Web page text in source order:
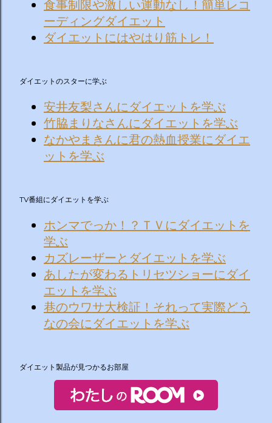
食事制限や激しい運動なし！簡単レコ
ーディングダイエット
ダイエットにはやはり筋トレ！
ダイエットのスターに学ぶ
安井友梨さんにダイエットを学ぶ
竹脇まりなさんにダイエットを学ぶ
なかやまきんに君の熱血授業にダイエ
ットを学ぶ
TV番組にダイエットを学ぶ
ホンマでっか！？ＴＶにダイエットを
学ぶ
カズレーザーとダイエットを学ぶ
あしたが変わるトリセツショーにダイ
エットを学ぶ
巷のウワサ大検証！それって実際どう
なの会にダイエットを学ぶ
ダイエット製品が見つかるお部屋